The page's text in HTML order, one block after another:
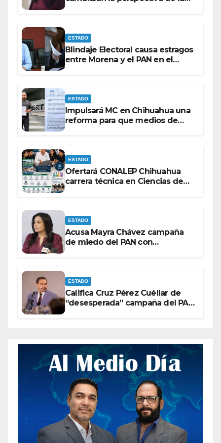
ESTADO
Blindaje Electoral causa estragos
entre Morena y el PAN en el
ESTADO
Impulsará MC en Chihuahua una
reforma para que medios de
ESTADO
Ofertará CONALEP Chihuahua
carrera técnica en Ciencias de
ESTADO
Acusa Mayra Chávez campaña
de miedo del PAN con
ESTADO
Califica Cruz Pérez Cuéllar de
“desesperada” campaña del PAN